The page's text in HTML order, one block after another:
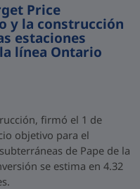
Price
y la construcción
estaciones
línea Ontario
firmó el 1 de
objetivo para el
de Pape de la
se estima en 4.32